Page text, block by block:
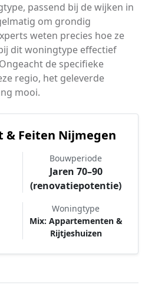
passend bij de wijken in
om grondig
weten precies hoe ze
dit woningtype effectief
de specifieke
regio, het geleverde
mooi.
& Feiten Nijmegen
Bouwperiode
Jaren 70–90
(renovatiepotentie)
Woningtype
Mix: Appartementen &
Rijtjeshuizen